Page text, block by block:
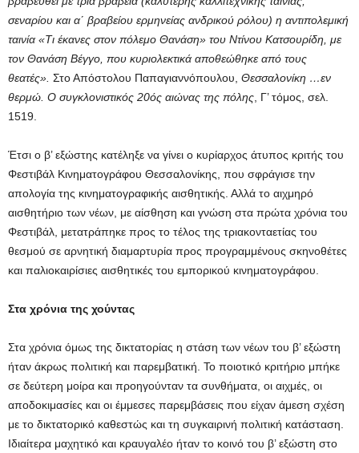
σεναρίου και α΄ βραβείου ερμηνείας ανδρικού ρόλου) η αντιπολεμική
ταινία «Τι έκανες στον πόλεμο Θανάση» του Ντίνου Κατσουρίδη, με
τον Θανάση Βέγγο, που κυριολεκτικά αποθεώθηκε από τους
θεατές». Στο Απόστολου Παπαγιαννόπουλου, Θεσσαλονίκη …εν
θερμώ. Ο συγκλονιστικός 20ός αιώνας της πόλης , Γ’ τόμος, σελ.
1519.
Έτσι ο β’ εξώστης κατέληξε να γίνει ο κυρίαρχος άτυπος κριτής του
Φεστιβάλ Κινηματογράφου Θεσσαλονίκης, που σφράγισε την
απολογία της κινηματογραφικής αισθητικής. Αλλά το αιχμηρό
αισθητήριο των νέων, με αίσθηση και γνώση στα πρώτα χρόνια του
Φεστιβάλ, μετατράπηκε προς το τέλος της τριακονταετίας του
θεσμού σε αρνητική διαμαρτυρία προς προγραμμένους σκηνοθέτες
και παλιοκαιρίσιες αισθητικές του εμπορικού κινηματογράφου.
Στα χρόνια της χούντας
Στα χρόνια όμως της δικτατορίας η στάση των νέων του β’ εξώστη
ήταν άκρως πολιτική και παρεμβατική. Το ποιοτικό κριτήριο μπήκε
σε δεύτερη μοίρα και προηγούνταν τα συνθήματα, οι αιχμές, οι
αποδοκιμασίες και οι έμμεσες παρεμβάσεις που είχαν άμεση σχέση
με το δικτατορικό καθεστώς και τη συγκαιρινή πολιτική κατάσταση.
Ιδιαίτερα μαχητικό και κραυγαλέο ήταν το κοινό του β’ εξώστη στο